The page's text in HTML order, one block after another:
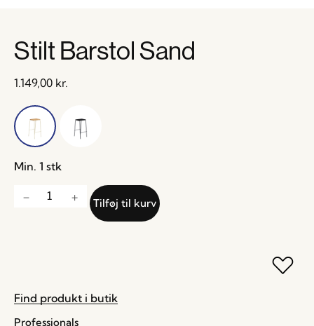
Stilt Barstol Sand
1.149,00 kr.
Min. 1 stk
Tilføj til kurv
Find produkt i butik
Professionals